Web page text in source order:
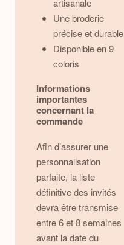
artisanale
Une broderie
précise et durable
Disponible en 9
coloris
Informations
importantes
concernant la
commande
Afin d’assurer une
personnalisation
parfaite, la liste
définitive des invités
devra être transmise
entre 6 et 8 semaines
avant la date du